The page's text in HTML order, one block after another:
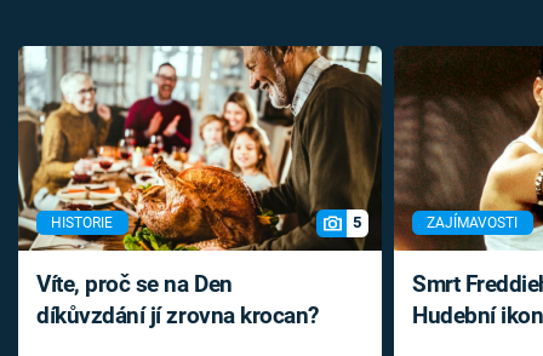
HISTORIE 5
Víte, proč se na Den
díkůvzdání jí zrovna krocan?
ZAJÍMAVOSTI
Smrt
Hudební